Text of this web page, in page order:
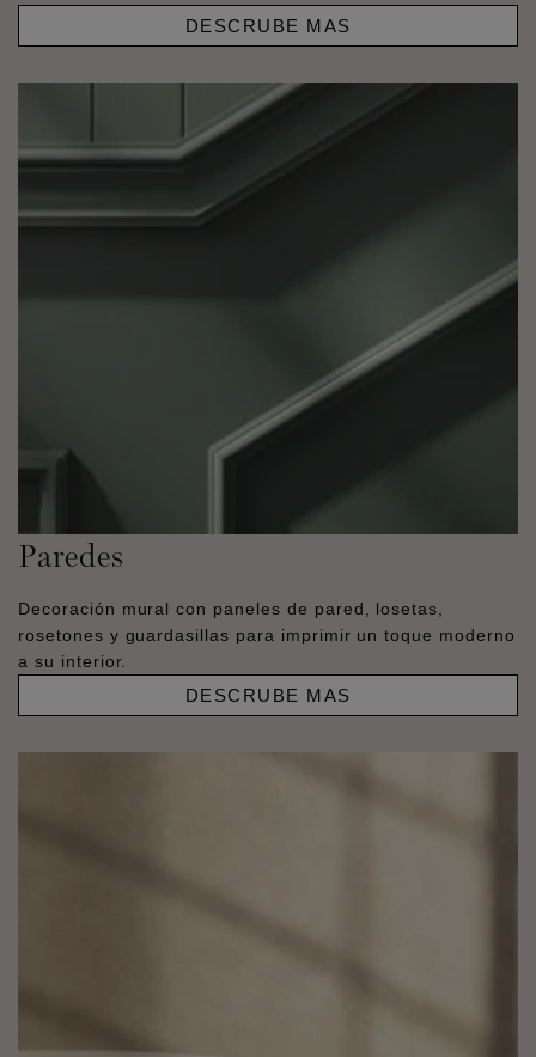
DESCRUBE MAS
Paredes
Decoración mural con paneles de pared, losetas,
rosetones y guardasillas para imprimir un toque moderno
a su interior.
DESCRUBE MAS